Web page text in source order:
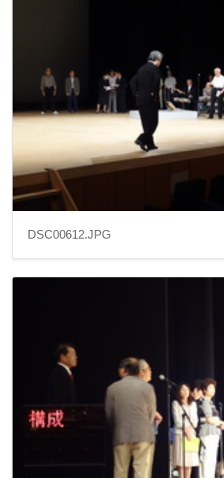
DSC00612.JPG